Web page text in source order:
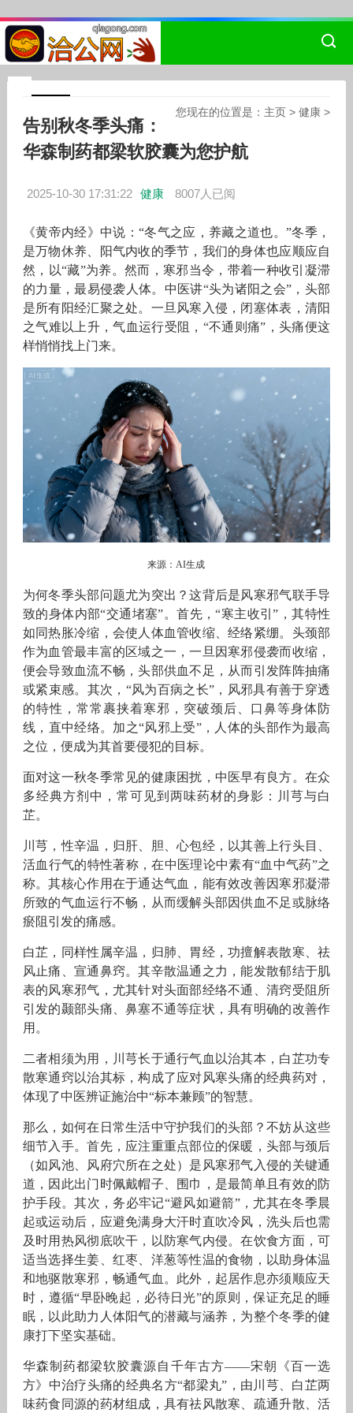
您现在的位置是： 主页 >健康 >
告别秋冬季头痛：
华森制药都梁软胶囊为您护航
2025-10-30 17:31:22 健康 8007人已阅
《黄帝内经》中说：“冬气之应，养藏之道也。”冬季，
是万物休养、阳气内收的季节，我们的身体也应顺应自
然，以“藏”为养。然而，寒邪当令，带着一种收引凝滞
的力量，最易侵袭人体。中医讲“头为诸阳之会”，头部
是所有阳经汇聚之处。一旦风寒入侵，闭塞体表，清阳
之气难以上升，气血运行受阻，“不通则痛”，头痛便这
样悄悄找上门来。
来源：AI生成
为何冬季头部问题尤为突出？这背后是风寒邪气联手导
致的身体内部“交通堵塞”。首先，“寒主收引”，其特性
如同热胀冷缩，会使人体血管收缩、经络紧绷。头颈部
作为血管最丰富的区域之一，一旦因寒邪侵袭而收缩，
便会导致血流不畅，头部供血不足，从而引发阵阵抽痛
或紧束感。其次，“风为百病之长”，风邪具有善于穿透
的特性，常常裹挟着寒邪，突破颈后、口鼻等身体防
线，直中经络。加之“风邪上受”，人体的头部作为最高
之位，便成为其首要侵犯的目标。
面对这一秋冬季常见的健康困扰，中医早有良方。在众
多经典方剂中，常可见到两味药材的身影：川芎与白
芷。
川芎，性辛温，归肝、胆、心包经，以其善上行头目、
活血行气的特性著称，在中医理论中素有“血中气药”之
称。其核心作用在于通达气血，能有效改善因寒邪凝滞
所致的气血运行不畅，从而缓解头部因供血不足或脉络
瘀阻引发的痛感。
白芷，同样性属辛温，归肺、胃经，功擅解表散寒、祛
风止痛、宣通鼻窍。其辛散温通之力，能发散郁结于肌
表的风寒邪气，尤其针对头面部经络不通、清窍受阻所
引发的颞部头痛、鼻塞不通等症状，具有明确的改善作
用。
二者相须为用，川芎长于通行气血以治其本，白芷功专
散寒通窍以治其标，构成了应对风寒头痛的经典药对，
体现了中医辨证施治中“标本兼顾”的智慧。
那么，如何在日常生活中守护我们的头部？不妨从这些
细节入手。首先，应注重重点部位的保暖，头部与颈后
（如风池、风府穴所在之处）是风寒邪气入侵的关键通
道，因此出门时佩戴帽子、围巾，是最简单且有效的防
护手段。其次，务必牢记“避风如避箭”，尤其在冬季晨
起或运动后，应避免满身大汗时直吹冷风，洗头后也需
及时用热风彻底吹干，以防寒气内侵。在饮食方面，可
适当选择生姜、红枣、洋葱等性温的食物，以助身体温
和地驱散寒邪，畅通气血。此外，起居作息亦须顺应天
时，遵循“早卧晚起，必待日光”的原则，保证充足的睡
眠，以此助力人体阳气的潜藏与涵养，为整个冬季的健
康打下坚实基础。
华森制药都梁软胶囊源自千年古方——宋朝《百一选
方》中治疗头痛的经典名方“都梁丸”，由川芎、白芷两
味药食同源的药材组成，具有祛风散寒、疏通升散、活